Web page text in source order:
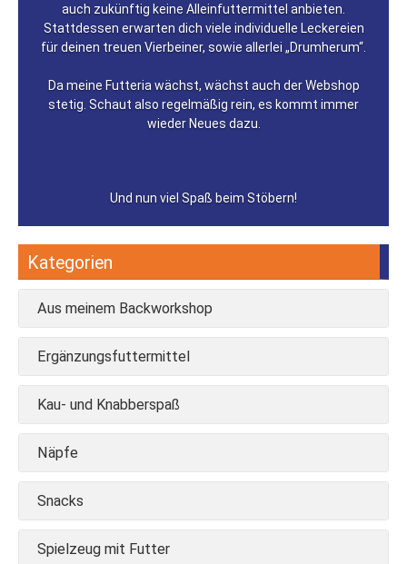
auch zukünftig keine Alleinfuttermittel anbieten.
Stattdessen erwarten dich viele individuelle Leckereien
für deinen treuen Vierbeiner, sowie allerlei „Drumherum“.
Da meine Futteria wächst, wächst auch der Webshop
stetig. Schaut also regelmäßig rein, es kommt immer
wieder Neues dazu.
Und nun viel Spaß beim Stöbern!
Kategorien
Aus meinem Backworkshop
Ergänzungsfuttermittel
Kau- und Knabberspaß
Näpfe
Snacks
Spielzeug mit Futter